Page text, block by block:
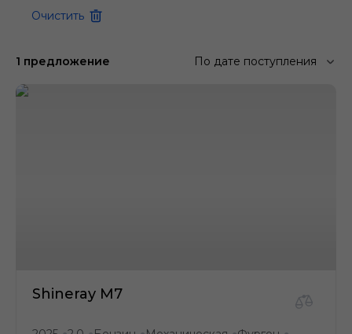
Очистить
1 предложение По дате поступления
Shineray M7